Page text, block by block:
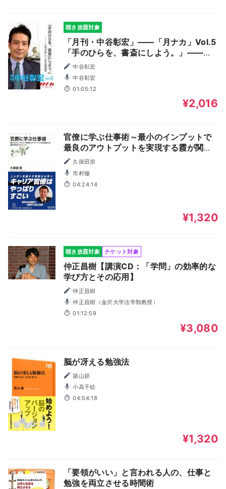
聴き放題対象
「月刊・中谷彰宏」――「月ナカ」Vol.5
「手のひらを、書斎にしよう。」――人
生が楽しくなる勉強術
中谷彰宏
中谷彰宏
01:05:12
¥2,016
官僚に学ぶ仕事術～最小のインプットで
最良のアウトプットを実現する霞が関流
テクニック～
久保田崇
市村徹
04:24:14
¥1,320
聴き放題対象 チケット対象
仲正昌樹【講演CD：「学問」の効率的な
学び方とその応用】
仲正昌樹
仲正昌樹（金沢大学法学類教授）
01:12:59
¥3,080
脳が冴える勉強法
築山節
小高千絵
04:04:18
¥1,320
「要領がいい」と言われる人の、仕事と
勉強を両立させる時間術